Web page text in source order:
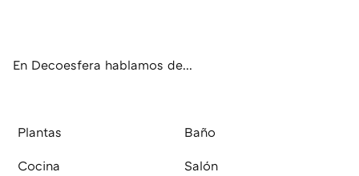
En Decoesfera hablamos de...
Plantas Baño
Cocina Salón